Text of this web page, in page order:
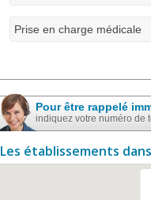
Prise en charge médicale
Pour être rappelé
indiquez votre numéro de
Les établissements